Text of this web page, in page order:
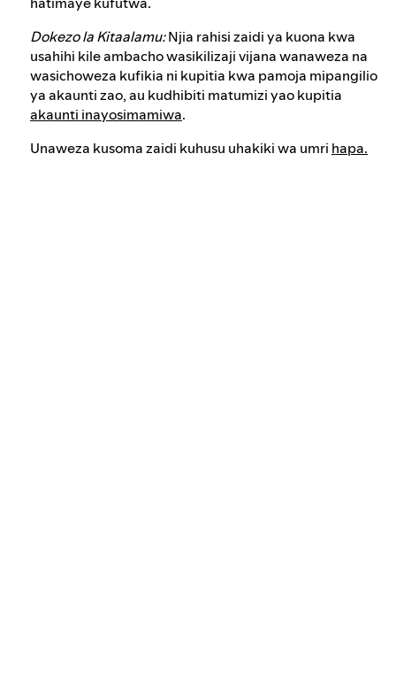
Dokezo la Kitaalamu:Njia rahisi zaidi ya kuona kwa
usahihi kile ambacho wasikilizaji vijana wanaweza na
wasichoweza kufikia ni kupitia kwa pamoja mipangilio
ya akaunti zao, au kudhibiti matumizi yao kupitia
akaunti inayosimamiwa.
Unaweza kusoma zaidi kuhusu uhakiki wa umri hapa.